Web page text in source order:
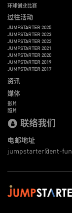
环球创业比赛
过往活动
JUMPSTARTER 2025
JUMPSTARTER 2023
JUMPSTARTER 2022
JUMPSTARTER 2021
JUMPSTARTER 2020
JUMPSTARTER 2019
JUMPSTARTER 2017
资讯
媒体
影片
照片
联络我们
电邮地址
jumpstarter@ent-